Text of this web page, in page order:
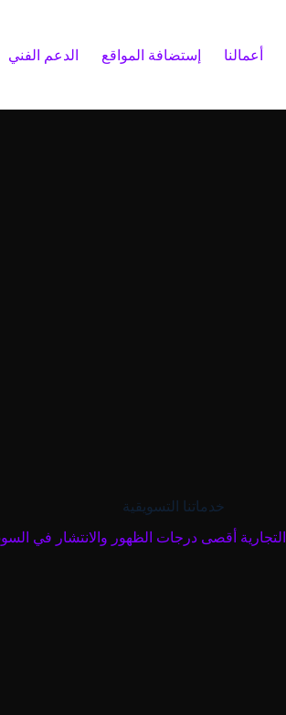
أعمالنا إستضافة المواقع الدعم الفني
خدماتنا التسويقية